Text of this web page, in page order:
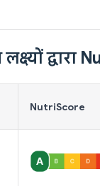
लक्ष्यों द्वारा
NutriScore